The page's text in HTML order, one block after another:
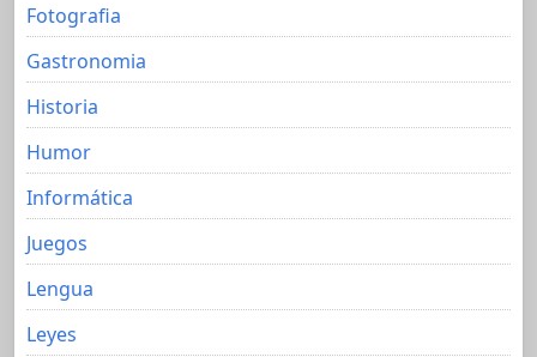
Fotografia
Gastronomia
Historia
Humor
Informática
Juegos
Lengua
Leyes